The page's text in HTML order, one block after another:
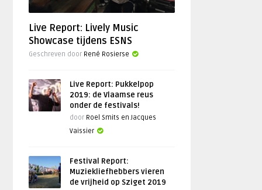
Live Report: Lively Music
Showcase tijdens ESNS
Geschreven door René Rosierse
Live Report: Pukkelpop
2019: de Vlaamse reus
onder de festivals!
door Roel Smits en Jacques
Vaissier
Festival Report:
Muziekliefhebbers vieren
de vrijheid op Sziget 2019